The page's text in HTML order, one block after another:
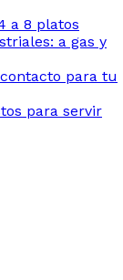
a 8 platos
a gas y
para tu
para servir